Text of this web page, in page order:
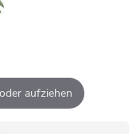
aufziehen